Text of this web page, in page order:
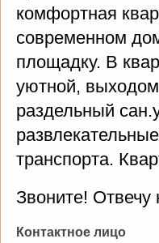
комфортная
современном
площадку. В
уютной,
раздельный
транспорта.
Звоните!
Контактное лицо